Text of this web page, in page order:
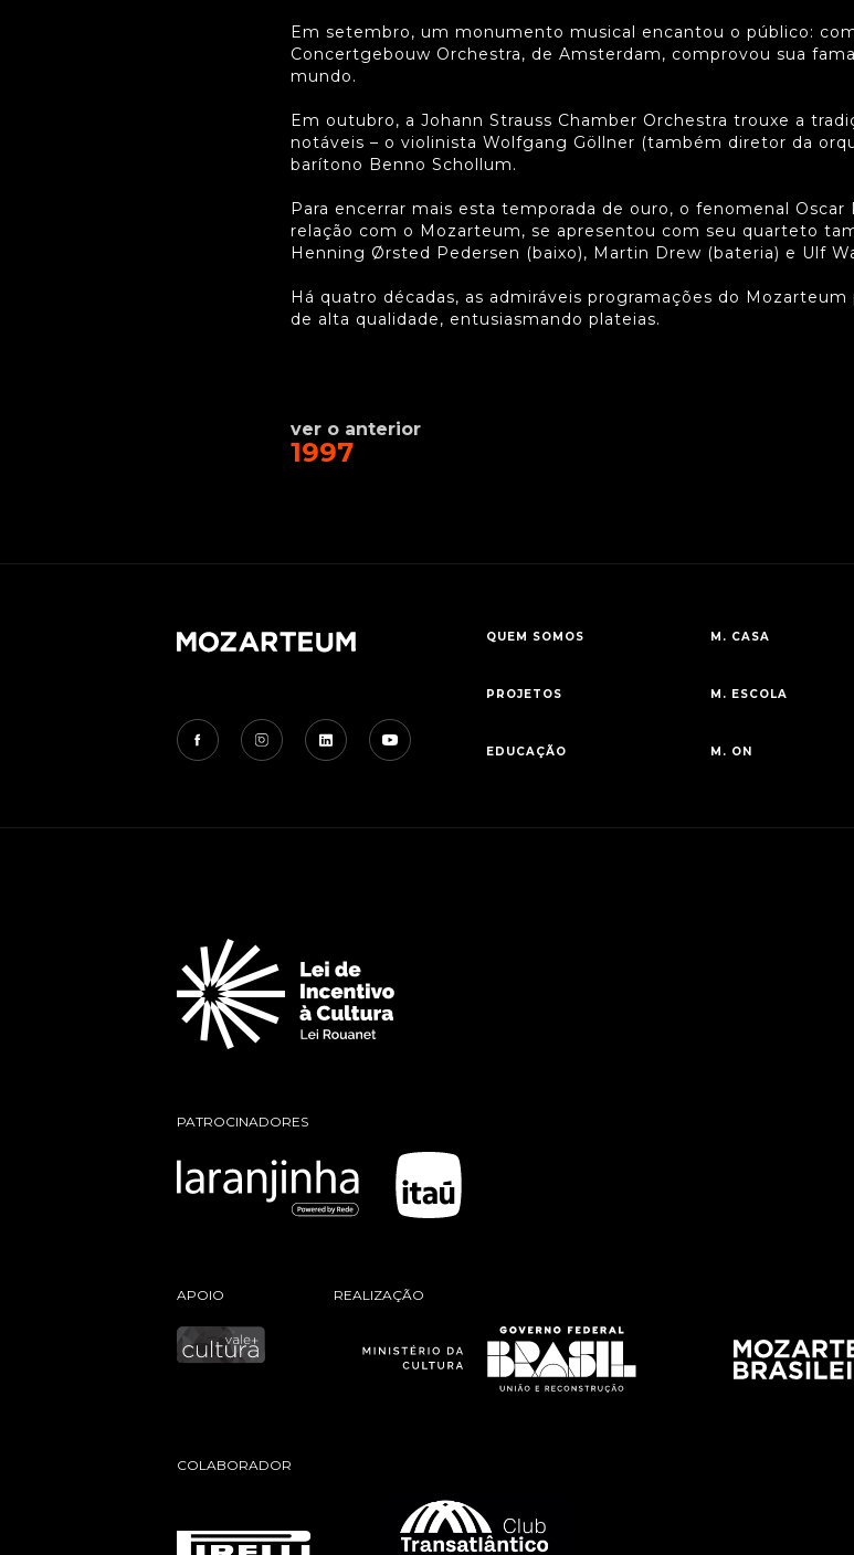
Em setembro, um monumento musical encantou o público:
Concertgebouw Orchestra, de Amsterdam, comprovou sua
mundo.
Em outubro, a Johann Strauss Chamber Orchestra trouxe a
notáveis – o violinista Wolfgang Göllner (também diretor da
barítono Benno Schollum.
Para encerrar mais esta temporada de ouro, o fenomenal
relação com o Mozarteum, se apresentou com seu quarteto
Henning Ørsted Pedersen (baixo), Martin Drew (bateria) e Ulf
Há quatro décadas, as admiráveis programações do
de alta qualidade, entusiasmando plateias.
ver o anterior
1997
QUEM SOMOS
PROJETOS
EDUCAÇÃO
M. CASA
M. ESCOLA
M. ON
PATROCINADORES
APOIO REALIZAÇÃO
COLABORADOR